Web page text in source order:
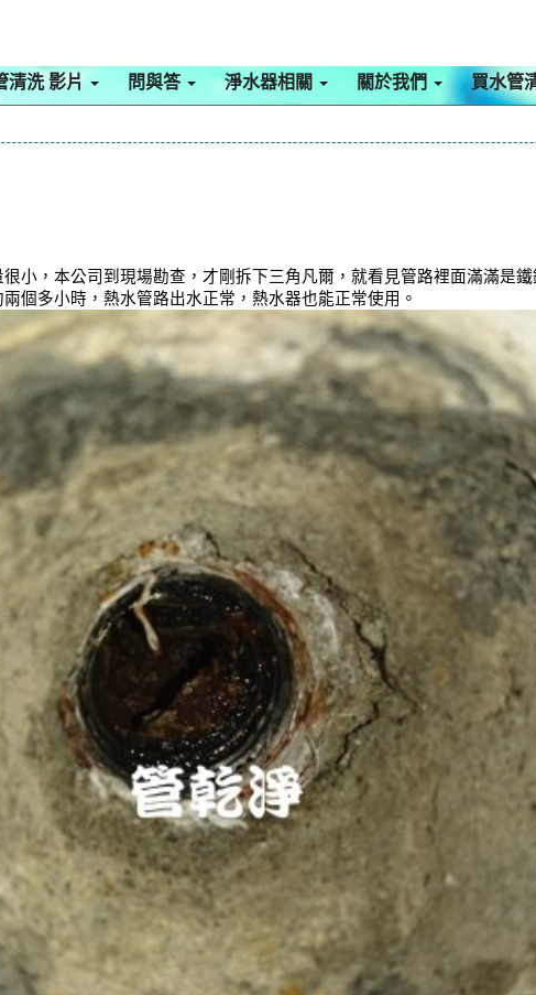
清洗 影片 問與答 淨水器相關 關於我們 買水管
小，本公司到現場勘查，才剛拆下三角凡爾，就看見管路裡面滿滿是
個多小時，熱水管路出水正常，熱水器也能正常使用。